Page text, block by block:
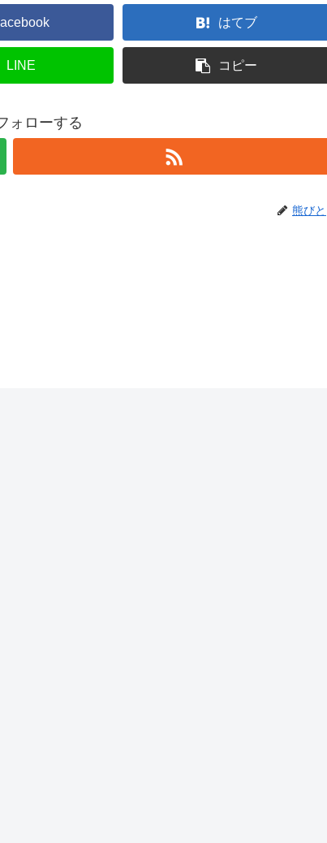
はてブ
LINE コピー
ォローする
熊びと